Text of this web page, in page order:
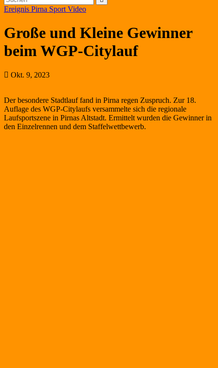
Ereignis Pirna Sport Video
Große und Kleine Gewinner
beim WGP-Citylauf
Okt. 9, 2023
Der besondere Stadtlauf fand in Pirna regen Zuspruch. Zur 18.
Auflage des WGP-Citylaufs versammelte sich die regionale
Laufsportszene in Pirnas Altstadt. Ermittelt wurden die Gewinner in
den Einzelrennen und dem Staffelwettbewerb.